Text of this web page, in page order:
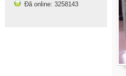
Đã online: 3258143